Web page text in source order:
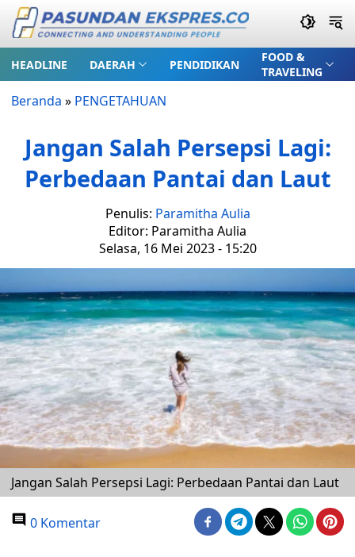
HEADLINE DAERAH PENDIDIKAN
FOOD &
TRAVELING
Beranda » PENGETAHUAN
Jangan Salah Persepsi Lagi:
Perbedaan Pantai dan Laut
Penulis: Paramitha Aulia
Editor: Paramitha Aulia
Selasa, 16 Mei 2023 - 15:20
Jangan Salah Persepsi Lagi: Perbedaan Pantai dan Laut
0 Komentar